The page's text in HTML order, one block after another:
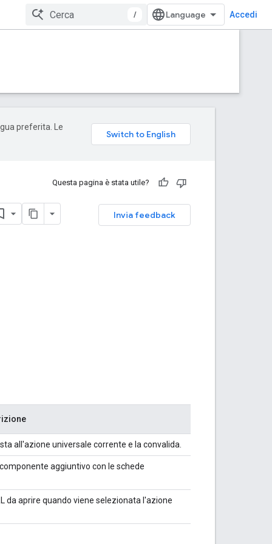
/ Accedi
preferita. Le
Questa pagina è stata utile?
Invia feedback
all'azione universale corrente e la convalida.
aggiuntivo con le schede
da aprire quando viene selezionata l'azione